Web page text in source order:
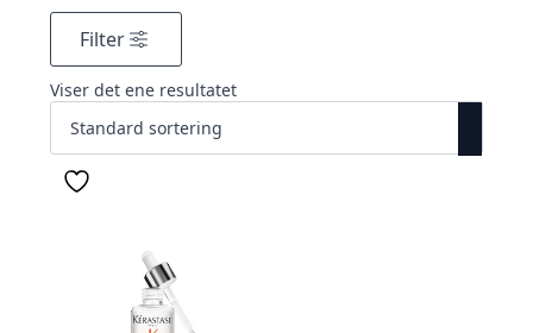
Filter
Viser det ene resultatet